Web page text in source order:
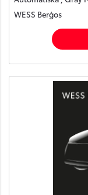
WESS Berģos